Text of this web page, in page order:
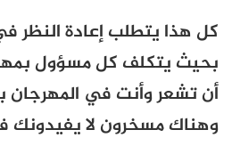
كل هذا يتطلب إعادة النظر
بحيث يتكلف كل مسؤول
أن تشعر وأنت في المهرجان
وهناك مسخرون لا